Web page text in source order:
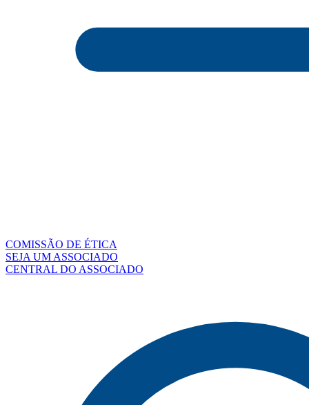
COMISSÃO DE ÉTICA
SEJA UM ASSOCIADO
CENTRAL DO ASSOCIADO